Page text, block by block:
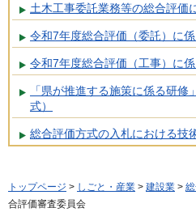
土木工事委託業務等の総合評価
令和7年度総合評価（委託）に
令和7年度総合評価（工事）に
「県が推進する施策に係る研
式）
総合評価方式の入札における技
トップページ > しごと・産業 > 建設業 >
合評価審査委員会